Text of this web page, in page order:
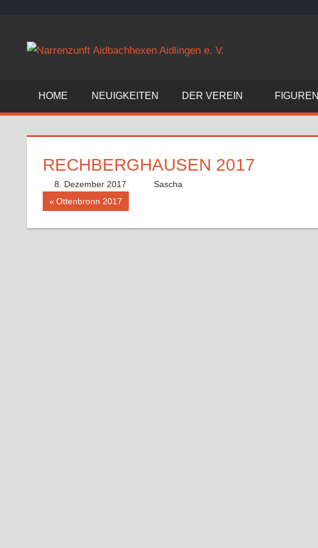
©
Aidlingen
HOME NEUIGKEITEN DER VEREIN FIGUREN
RECHBERGHAUSEN 2017
8. Dezember 2017 Sascha
Beitragsnavigation
Vorheriger
Ottenbronn 2017